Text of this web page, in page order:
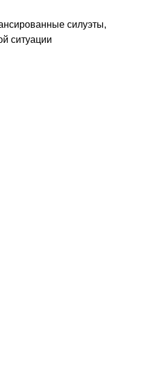
силуэты,
ситуации